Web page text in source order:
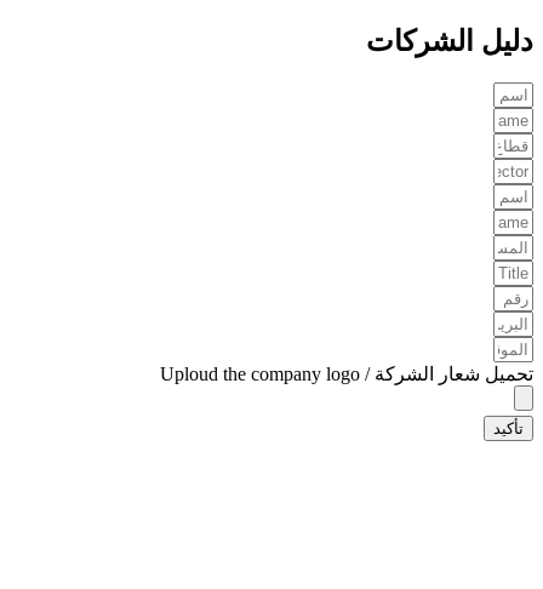
دليل الشركات
تحميل شعار الشركة / Uploud the company logo
تأكيد